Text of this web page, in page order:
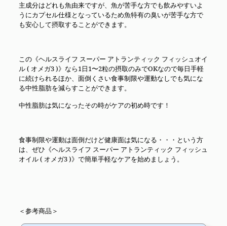
主成分はどれも魚由来ですが、魚が苦手な方でも飲みやすいよ
うにカプセル仕様となっているため魚特有の臭いが苦手な方で
も安心して摂取することができます。
この《ヘルスライフ スーパー アトランティック フィッシュオイ
ル ( オメガ3 )》なら1日1〜2粒の摂取のみでOKなので毎日手軽
に続けられるほか、面倒くさい食事制限や運動なしでも気にな
る中性脂肪を減らすことができます。
中性脂肪は気になったその時がケアの初め時です！
食事制限や運動は面倒だけど健康面は気になる・・・という方
は、ぜひ《ヘルスライフ スーパー アトランティック フィッシュ
オイル ( オメガ3 )》で簡単手軽なケアを始めましょう。
＜参考商品＞